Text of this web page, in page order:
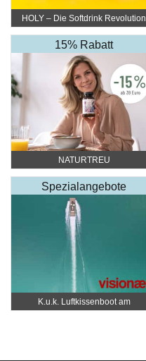
HOLY – Die Softdrink Revolution
15% Rabatt
NATURTREU
Spezialangebote
K.u.k. Luftkissenboot am
Wörthersee